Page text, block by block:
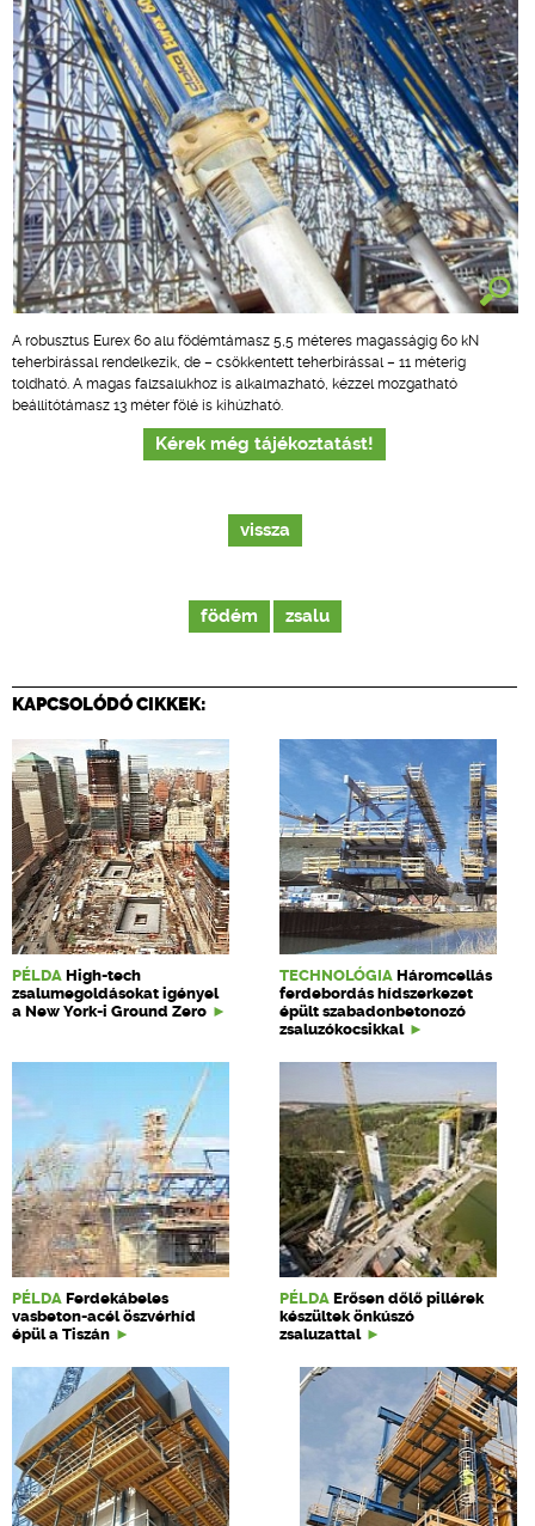
A robusztus Eurex 60 alu födémtámasz 5,5 méteres magasságig 60 kN
teherbírással rendelkezik, de – csökkentett teherbírással – 11 méterig
toldható. A magas falzsalukhoz is alkalmazható, kézzel mozgatható
beállítótámasz 13 méter fölé is kihúzható.
Kérek még tájékoztatást!
vissza
födém zsalu
KAPCSOLÓDÓ CIKKEK:
PÉLDA High-tech
zsalumegoldásokat igényel
a New York-i Ground Zero
TECHNOLÓGIA Háromcellás
ferdebordás hídszerkezet
épült szabadonbetonozó
zsaluzókocsikkal
PÉLDA Ferdekábeles
vasbeton-acél öszvérhíd
épül a Tiszán
PÉLDA Erősen dőlő pillérek
készültek önkúszó
zsaluzattal